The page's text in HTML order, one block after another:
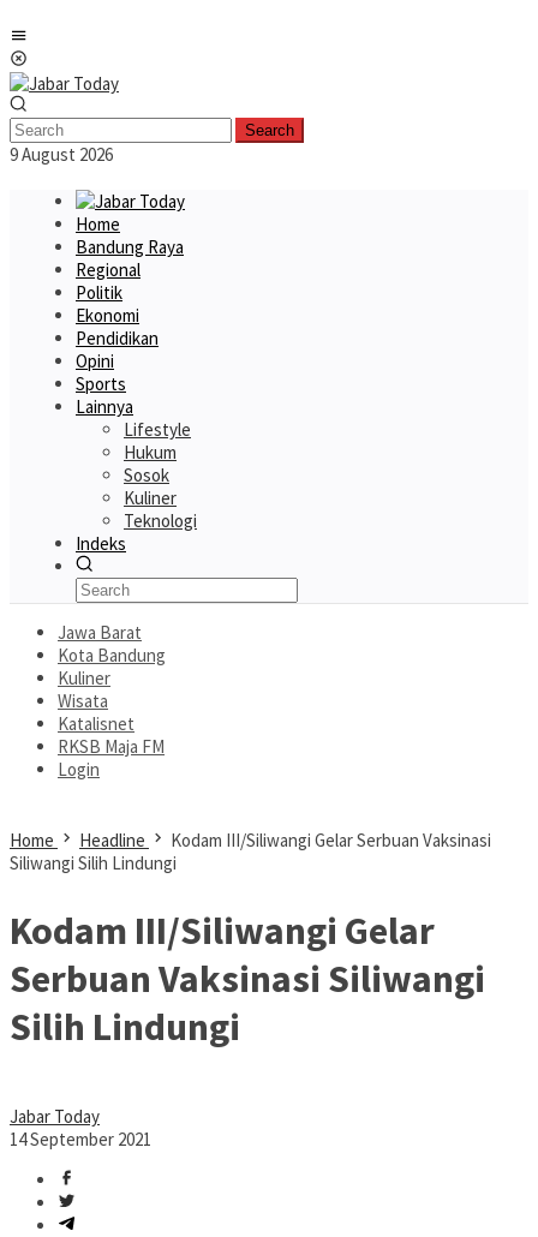
to
content
Search
9 August 2026
Home
Bandung Raya
Regional
Politik
Ekonomi
Pendidikan
Opini
Sports
Lainnya
Lifestyle
Hukum
Sosok
Kuliner
Teknologi
Indeks
Jawa Barat
Kota Bandung
Kuliner
Wisata
Katalisnet
RKSB Maja FM
Login
Home Headline
Kodam III/Siliwangi Gelar Serbuan Vaksinasi
Siliwangi Silih Lindungi
Kodam III/Siliwangi Gelar
Serbuan Vaksinasi Siliwangi
Silih Lindungi
Jabar Today
14 September 2021